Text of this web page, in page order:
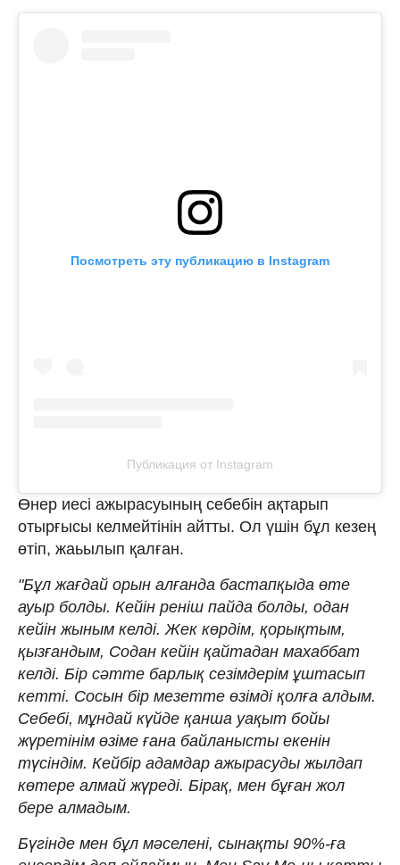
Посмотреть эту публикацию в Instagram
Публикация от Instagram
Өнер иесі ажырасуының себебін ақтарып
отырғысы келмейтінін айтты. Ол үшін бұл кезең
өтіп, жаьылып қалған.
"Бұл жағдай орын алғанда бастапқыда өте
ауыр болды. Кейін реніш пайда болды, одан
кейін жыным келді. Жек көрдім, қорықтым,
қызғандым, Содан кейін қайтадан махаббат
келді. Бір сәтте барлық сезімдерім ұштасып
кетті. Сосын бір мезетте өзімді қолға алдым.
Себебі, мұндай күйде қанша уақыт бойы
жүретінім өзіме ғана байланысты екенін
түсіндім. Кейбір адамдар ажырасуды жылдап
көтере алмай жүреді. Бірақ, мен бұған жол
бере алмадым.
Бүгінде мен бұл мәселені, сынақты 90%-ға